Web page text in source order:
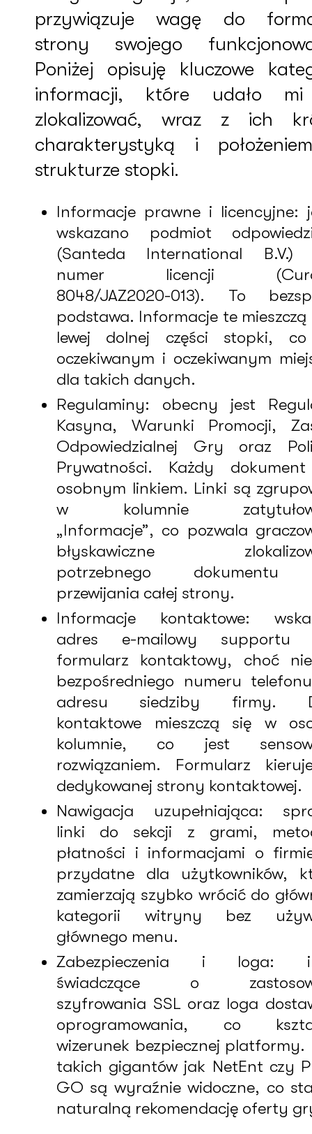
przywiązuje wagę do
strony swojego
Poniżej opisuję kluczowe
informacji, które udało
zlokalizować, wraz z ich
charakterystyką i
strukturze stopki.
Informacje prawne i licencyjne:
wskazano podmiot
(Santeda International B.V.)
numer licencji
8048/JAZ2020-013). To
podstawa. Informacje te mieszczą
lewej dolnej części stopki,
oczekiwanym i oczekiwanym
dla takich danych.
Regulaminy: obecny jest
Kasyna, Warunki Promocji,
Odpowiedzialnej Gry oraz
Prywatności. Każdy
osobnym linkiem. Linki są
w kolumnie
„Informacje”, co pozwala
błyskawiczne
potrzebnego dokumentu
przewijania całej strony.
Informacje kontaktowe:
adres e-mailowy supportu
formularz kontaktowy, choć
bezpośredniego numeru
adresu siedziby firmy.
kontaktowe mieszczą się w
kolumnie, co jest
rozwiązaniem. Formularz
dedykowanej strony kontaktowej.
Nawigacja uzupełniająca:
linki do sekcji z grami,
płatności i informacjami o
przydatne dla użytkowników,
zamierzają szybko wrócić do
kategorii witryny bez
głównego menu.
Zabezpieczenia i loga:
świadczące o
szyfrowania SSL oraz loga
oprogramowania, co
wizerunek bezpiecznej platformy.
takich gigantów jak NetEnt czy
GO są wyraźnie widoczne, co
naturalną rekomendację oferty